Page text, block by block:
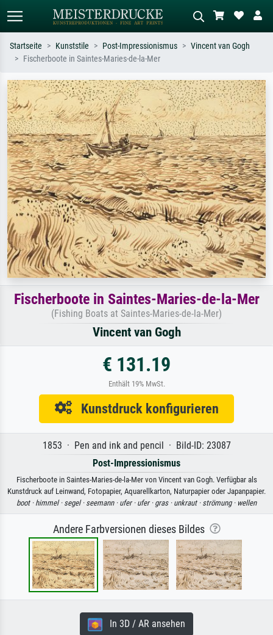
Suchen Sie nach Künstlern, Werktiteln
oder Stilen – z.B. Monet,
Sternennacht, Impressionismus, Welle
Hokusai, Akt.
Beschreiben Sie die Szene – z.B. Grüne
Wiese, Abstrakt mit viel Rot, Dunkles
Ölgemälde, Stehender Akt neben einem
Baum.
Startseite Kunststile Post-Impressionismus
Vincent van Gogh
Fischerboote in Saintes-Maries-de-la-Mer
Fischerboote in Saintes-Maries-de-la-Mer
(Fishing Boats at Saintes-Maries-de-la-Mer)
Vincent van Gogh
€ 131.19
Enthält 19% MwSt.
Kunstdruck konfigurieren
1853 · Pen and ink and pencil · Bild-ID: 23087
Post-Impressionismus
Fischerboote in Saintes-Maries-de-la-Mer von Vincent van Gogh. Verfügbar als
Kunstdruck auf Leinwand, Fotopapier, Aquarellkarton, Naturpapier oder Japanpapier.
boot · himmel · segel · seemann · ufer · ufer · gras · unkraut · strömung · wellen
Andere Farbversionen dieses Bildes
In 3D / AR ansehen